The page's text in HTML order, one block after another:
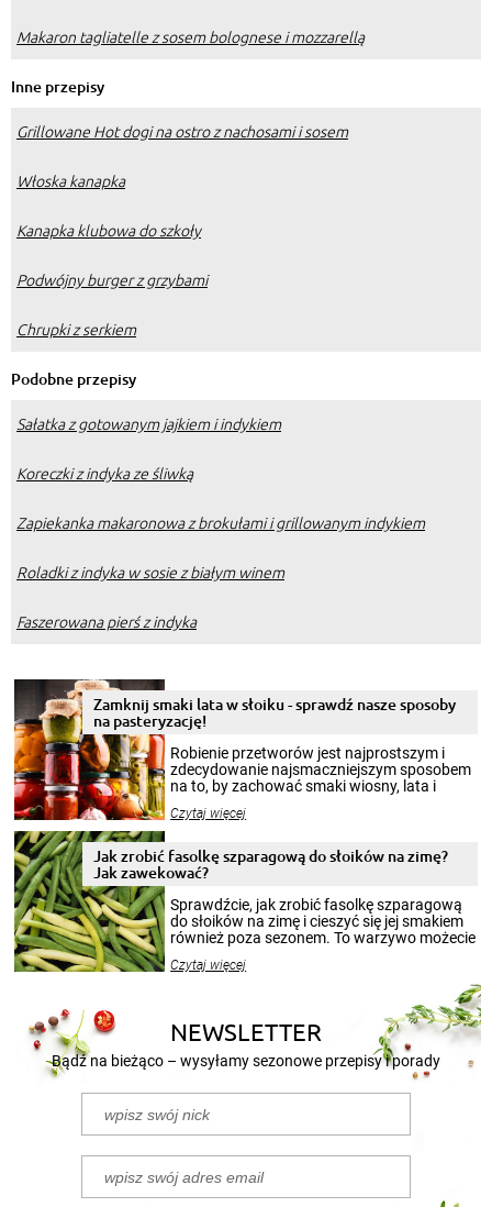
Makaron tagliatelle z sosem bolognese i mozzarellą
Inne przepisy
Grillowane Hot dogi na ostro z nachosami i sosem
Włoska kanapka
Kanapka klubowa do szkoły
Podwójny burger z grzybami
Chrupki z serkiem
Podobne przepisy
Sałatka z gotowanym jajkiem i indykiem
Koreczki z indyka ze śliwką
Zapiekanka makaronowa z brokułami i grillowanym indykiem
Roladki z indyka w sosie z białym winem
Faszerowana pierś z indyka
Zamknij smaki lata w słoiku - sprawdź nasze sposoby
na pasteryzację!
Robienie przetworów jest najprostszym i
zdecydowanie najsmaczniejszym sposobem
na to, by zachować smaki wiosny, lata i
krajobrazów, by cieszyć nimi oko w sezonie
pełni poczuć atmosferę cieplejszych
miesięcy. Przygotowanie słoików ze
patenty, które pozwolą zachować świeżość
przetworów.
Czytaj więcej
Jak zrobić fasolkę szparagową do słoików na zimę?
Jak zawekować?
Sprawdźcie, jak zrobić fasolkę szparagową
do słoików na zimę i cieszyć się jej smakiem
również poza sezonem. To warzywo możecie
nasze propozycje!
Czytaj więcej
NEWSLETTER
Bądź na bieżąco – wysyłamy sezonowe przepisy i porady